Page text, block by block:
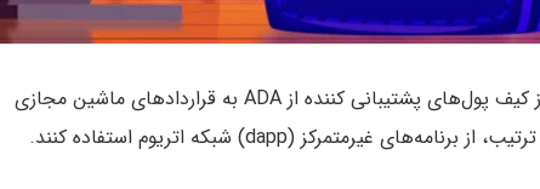
به زودی می‌توانند با استفاده از کیف پول‌های پشتیبانی کننده از ADA به قراردادهای ماشین مجازی